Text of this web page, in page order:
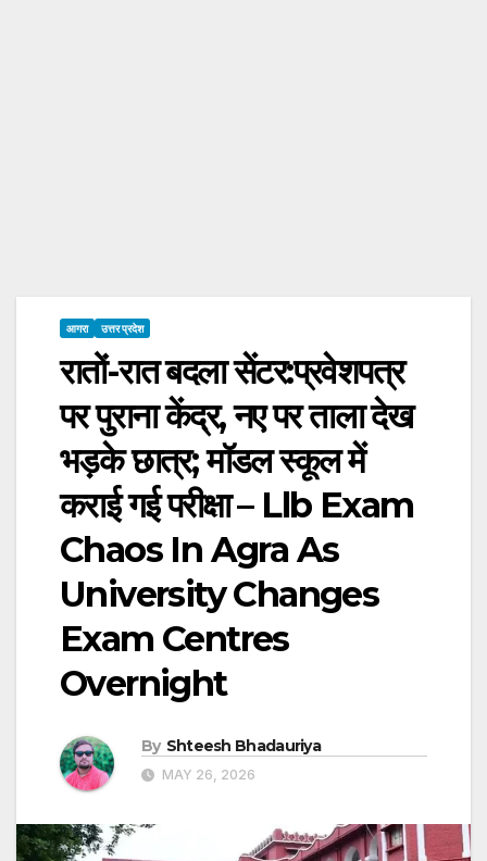
आगरा उत्तर प्रदेश
रातों-रात बदला सेंटर:प्रवेशपत्र
पर पुराना केंद्र, नए पर ताला देख
भड़के छात्र; मॉडल स्कूल में
कराई गई परीक्षा – Llb Exam
Chaos In Agra As
University Changes
Exam Centres
Overnight
By Shteesh Bhadauriya
MAY 26, 2026